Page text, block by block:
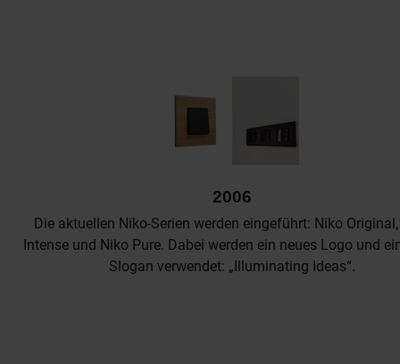
2006
Die aktuellen Niko-Serien werden eingeführt: Niko
Intense und Niko Pure. Dabei werden ein neues Logo und
Slogan verwendet: „Illuminating Ideas“.